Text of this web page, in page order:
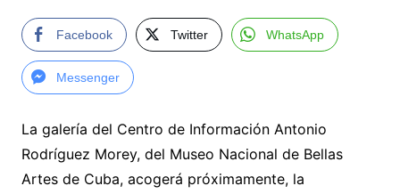
Facebook Twitter WhatsApp
Messenger
La galería del Centro de Información Antonio
Rodríguez Morey, del Museo Nacional de Bellas
Artes de Cuba, acogerá próximamente, la